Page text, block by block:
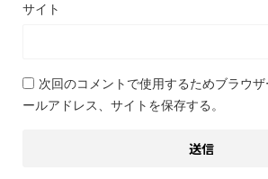
サイト
次回のコメントで使用するためブラウ
ールアドレス、サイトを保存する。